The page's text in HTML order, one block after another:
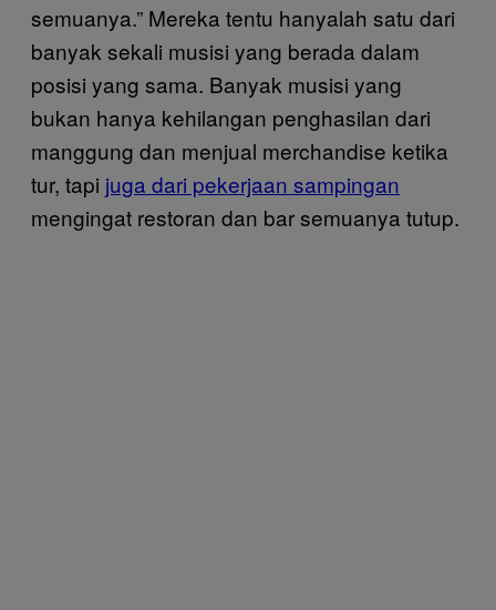
semuanya.” Mereka tentu hanyalah satu dari
banyak sekali musisi yang berada dalam
posisi yang sama. Banyak musisi yang
bukan hanya kehilangan penghasilan dari
manggung dan menjual merchandise ketika
tur, tapi juga dari pekerjaan sampingan
mengingat restoran dan bar semuanya tutup.